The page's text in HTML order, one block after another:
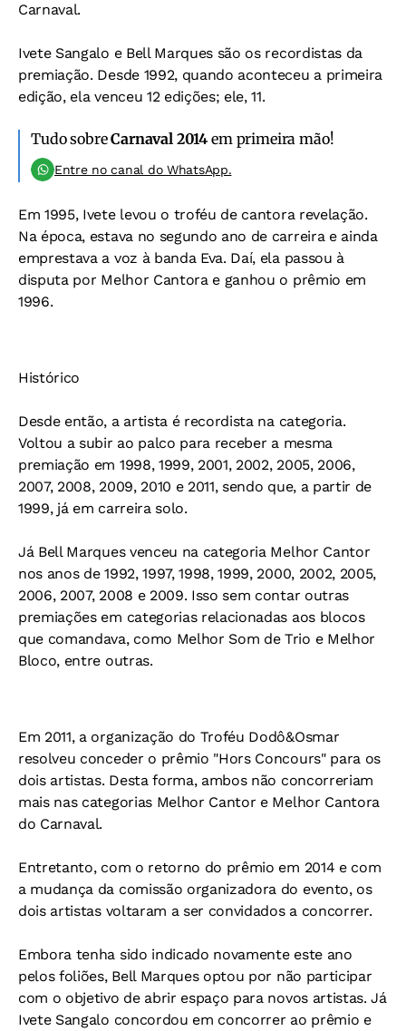
Carnaval.
Ivete Sangalo e Bell Marques são os recordistas da
premiação. Desde 1992, quando aconteceu a primeira
edição, ela venceu 12 edições; ele, 11.
Tudo sobreCarnaval 2014 em primeira mão!
Entre no canal do WhatsApp.
Em 1995, Ivete levou o troféu de cantora revelação.
Na época, estava no segundo ano de carreira e ainda
emprestava a voz à banda Eva. Daí, ela passou à
disputa por Melhor Cantora e ganhou o prêmio em
1996.
Histórico
Desde então, a artista é recordista na categoria.
Voltou a subir ao palco para receber a mesma
premiação em 1998, 1999, 2001, 2002, 2005, 2006,
2007, 2008, 2009, 2010 e 2011, sendo que, a partir de
1999, já em carreira solo.
Já Bell Marques venceu na categoria Melhor Cantor
nos anos de 1992, 1997, 1998, 1999, 2000, 2002, 2005,
2006, 2007, 2008 e 2009. Isso sem contar outras
premiações em categorias relacionadas aos blocos
que comandava, como Melhor Som de Trio e Melhor
Bloco, entre outras.
Em 2011, a organização do Troféu Dodô&Osmar
resolveu conceder o prêmio "Hors Concours" para os
dois artistas. Desta forma, ambos não concorreriam
mais nas categorias Melhor Cantor e Melhor Cantora
do Carnaval.
Entretanto, com o retorno do prêmio em 2014 e com
a mudança da comissão organizadora do evento, os
dois artistas voltaram a ser convidados a concorrer.
Embora tenha sido indicado novamente este ano
pelos foliões, Bell Marques optou por não participar
com o objetivo de abrir espaço para novos artistas. Já
Ivete Sangalo concordou em concorrer ao prêmio e